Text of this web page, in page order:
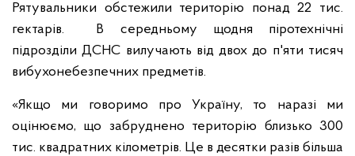
Рятувальники обстежили територію понад 22 тис.
гектарів. В середньому щодня піротехнічні
підрозділи ДСНС вилучають від двох до п'яти тисяч
вибухонебезпечних предметів.
«Якщо ми говоримо про Україну, то наразі ми
оцінюємо, що забруднено територію близько 300
тис. квадратних кілометрів. Це в десятки разів більша